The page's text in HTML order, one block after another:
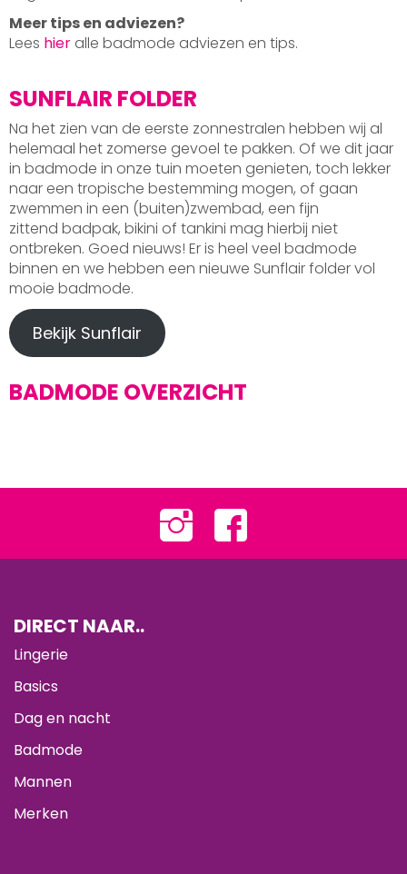
Meer tips en adviezen?
Lees hier alle badmode adviezen en tips.
SUNFLAIR FOLDER
Na het zien van de eerste zonnestralen hebben wij al
helemaal het zomerse gevoel te pakken. Of we dit jaar
in badmode in onze tuin moeten genieten, toch lekker
naar een tropische bestemming mogen, of gaan
zwemmen in een (buiten)zwembad, een fijn
zittend badpak, bikini of tankini mag hierbij niet
ontbreken. Goed nieuws! Er is heel veel badmode
binnen en we hebben een nieuwe Sunflair folder vol
mooie badmode.
Bekijk Sunflair
BADMODE OVERZICHT
DIRECT NAAR..
Lingerie
Basics
Dag en nacht
Badmode
Mannen
Merken